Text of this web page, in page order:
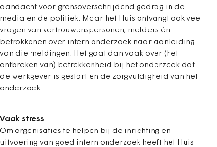
aandacht voor grensoverschrijdend gedrag in de
media en de politiek. Maar het Huis ontvangt ook veel
vragen van vertrouwenspersonen, melders én
betrokkenen over intern onderzoek naar aanleiding
van die meldingen. Het gaat dan vaak over (het
ontbreken van) betrokkenheid bij het onderzoek dat
de werkgever is gestart en de zorgvuldigheid van het
onderzoek.
Vaak stress
Om organisaties te helpen bij de inrichting en
uitvoering van goed intern onderzoek heeft het Huis